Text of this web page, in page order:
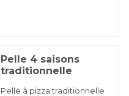
Pelle 4 saisons
traditionnelle
Pelle à pizza traditionnelle